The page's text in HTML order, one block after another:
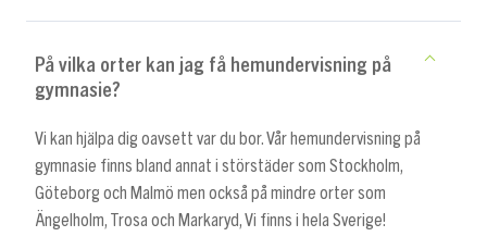
På vilka orter kan jag få hemundervisning på
gymnasie?
Vi kan hjälpa dig oavsett var du bor. Vår hemundervisning på
gymnasie finns bland annat i störstäder som Stockholm,
Göteborg och Malmö men också på mindre orter som
Ängelholm, Trosa och Markaryd, Vi finns i hela Sverige!